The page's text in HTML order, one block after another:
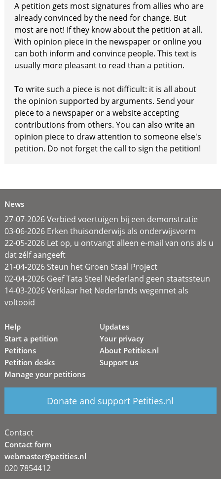
A petition gets most signatures from allies who are
already convinced by the need for change. But
most are not! If they know about the petition at all.
With opinion piece in the newspaper or online you
can both inform and convince people. This text is
usually more pleasant to read than a petition.
To write such a piece is not difficult: it is all about
the opinion supported by arguments. Send your
piece to a newspaper or a website accepting
contributions from others. You can also write an
opinion piece to draw attention to someone else's
petition. Do not forget the call to sign the petition!
News
27-07-2026 Verbied voertuigen bij een demonstratie
03-06-2026 Erken thuisonderwijs als onderwijsvorm
22-05-2026 Let op, u ontvangt alleen e-mail van ons als u
dat zélf aangeeft
21-04-2026 Steun het Groen Staal Project
02-04-2026 Geef Tata Steel Nederland geen staatssteun
14-03-2026 Verklaar het Nederlands wegennet als
voltooid
Help
Start a petition
Petitions
Petition desks
Manage your petitions
Updates
Your privacy
About Petities.nl
Support us
Donate and support Petities.nl
Contact
Contact form
webmaster@petities.nl
020 7854412